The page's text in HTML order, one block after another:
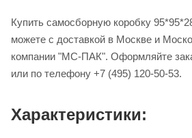
Купить самосборную коробку
можете с доставкой в Москве и
компании "МС-ПАК". Оформляйте
или по телефону +7 (495) 120-50-53.
Характеристики: